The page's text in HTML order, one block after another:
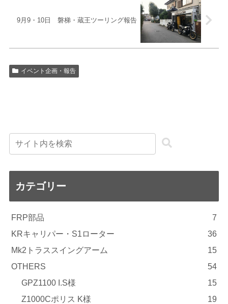
9月9・10日 磐梯・蔵王ツーリング報告
イベント企画・報告
カテゴリー
FRP部品
7
KRキャリパー・S1ローター
36
Mk2トラススイングアーム
15
OTHERS
54
GPZ1100 I.S様
15
Z1000Cポリス K様
19